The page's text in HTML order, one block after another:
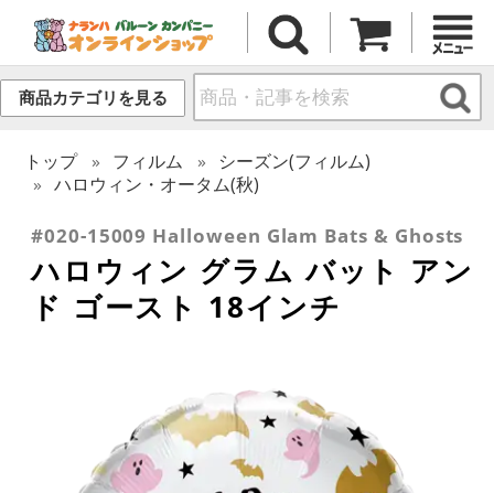
商品カテゴリを見る
トップ フィルム
シーズン(フィルム)
ハロウィン・オータム(秋)
#020-15009 Halloween Glam Bats & Ghosts
ハロウィン グラム バット アン
ド ゴースト 18インチ